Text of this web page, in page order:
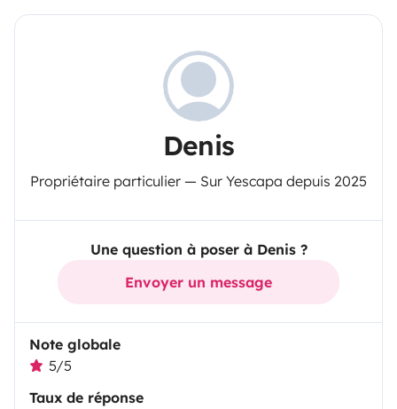
Denis
Propriétaire particulier — Sur Yescapa depuis 2025
Une question à poser à Denis ?
Envoyer un message
Note globale
5/5
Taux de réponse